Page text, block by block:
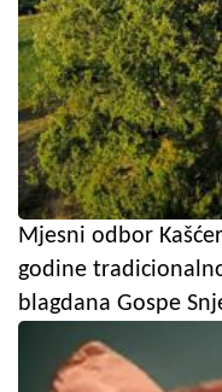
Mjesni odbor
godine
blagdana Gospe